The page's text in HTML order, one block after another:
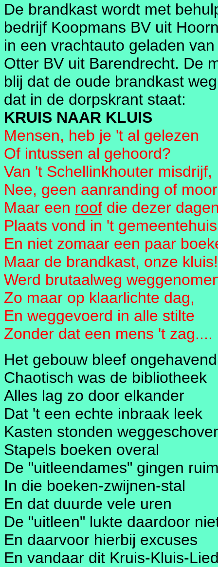
De brandkast wordt met
bedrijf Koopmans BV uit
in een vrachtauto geladen
Otter BV uit Barendrecht. De
blij dat de oude brandkast
dat in de dorpskrant staat:
KRUIS NAAR KLUIS
Mensen, heb je 't al gelezen
Of intussen al gehoord?
Van 't Schellinkhouter misdrijf,
Nee, geen aanranding of
Maar een roof die dezer
Plaats vond in 't
En niet zomaar een paar
Maar de brandkast, onze kluis!
Werd brutaalweg
Zo maar op klaarlichte dag,
En weggevoerd in alle stilte
Zonder dat een mens 't zag....
Het gebouw bleef ongehavend
Chaotisch was de bibliotheek
Alles lag zo door elkander
Dat 't een echte inbraak leek
Kasten stonden
Stapels boeken overal
De "uitleendames" gingen
In die boeken-zwijnen-stal
En dat duurde vele uren
De "uitleen" lukte daardoor
En daarvoor hierbij excuses
En vandaar dit Kruis-Kluis-